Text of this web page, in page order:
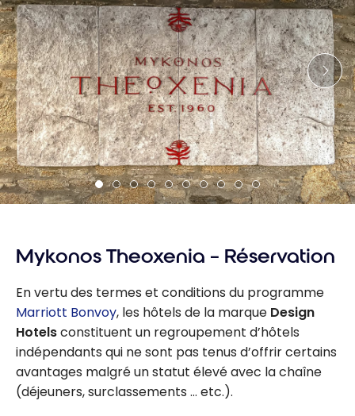
Mykonos Theoxenia – Réservation
En vertu des termes et conditions du programme
Marriott Bonvoy, les hôtels de la marque Design
Hotelsconstituent un regroupement d’hôtels
indépendants qui ne sont pas tenus d’offrir certains
avantages malgré un statut élevé avec la chaîne
(déjeuners, surclassements … etc.).